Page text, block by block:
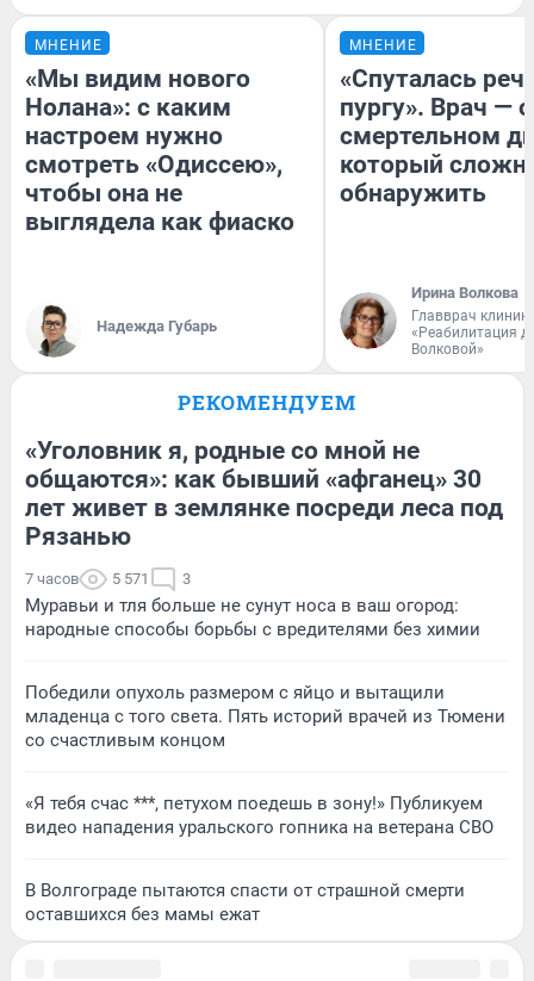
МНЕНИЕ
«Мы видим нового
Нолана»: с каким
настроем нужно
смотреть «Одиссею»,
чтобы она не
выглядела как фиаско
Надежда Губарь
МНЕНИЕ
«Спуталась
пургу». Врач — о
смертельном
который
обнаружить
Ирина Волкова
Главврач
«Реабилитация
Волковой»
РЕКОМЕНДУЕМ
«Уголовник я, родные со мной не
общаются»: как бывший «афганец» 30
лет живет в землянке посреди леса под
Рязанью
7 часов 5 571 3
Муравьи и тля больше не сунут носа в ваш огород:
народные способы борьбы с вредителями без химии
Победили опухоль размером с яйцо и вытащили
младенца с того света. Пять историй врачей из Тюмени
со счастливым концом
«Я тебя счас ***, петухом поедешь в зону!» Публикуем
видео нападения уральского гопника на ветерана СВО
В Волгограде пытаются спасти от страшной смерти
оставшихся без мамы ежат